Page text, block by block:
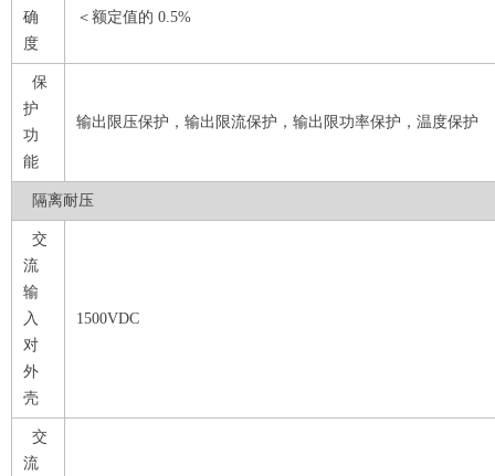
确
度
＜额定值的 0.5%
保
护
功
能
输出限压保护，输出限流保护，输出限功率保护，温度保护
隔离耐压
交
流
输
入
对
外
壳
1500VDC
交
流